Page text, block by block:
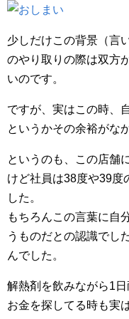
少しだけこの背景（言
のやり取りの際は双方
いのです。
ですが、実はこの時、
というかその余裕がな
というのも、この店舗
けど社員は38度や39度
した。
もちろんこの言葉に自
うものだとの認識でし
んでした。
解熱剤を飲みながら1日
お金を探してる時も実